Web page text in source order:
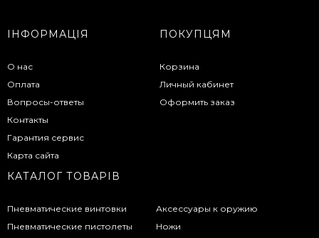
ІНФОРМАЦІЯ
О нас
Оплата
Вопросы-ответы
Контакты
Гарантия сервис
Карта сайта
ПОКУПЦЯМ
Корзина
Личный кабинет
Оформить заказ
КАТАЛОГ ТОВАРІВ
Пневматические винтовки
Пневматические пистолеты
Аксессуары к оружию
Ножи